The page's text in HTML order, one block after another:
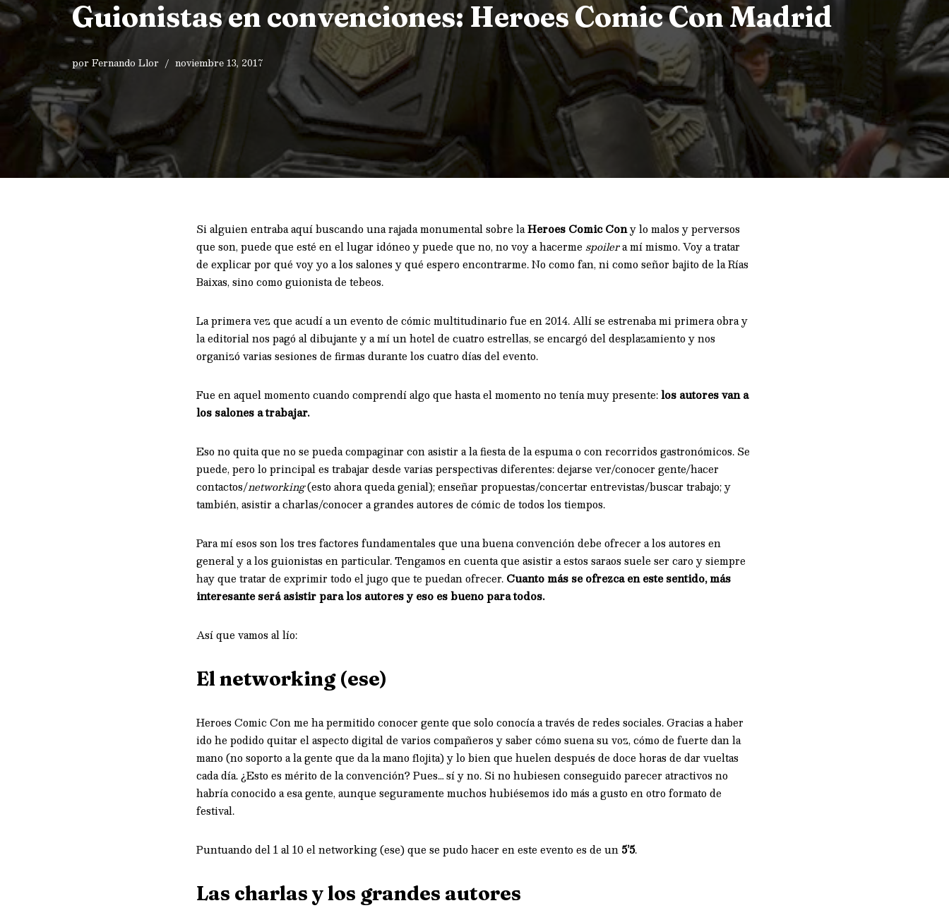
Guionistas en convenciones: Heroes Comic Con Madrid
porFernando Llor noviembre 13, 2017
Si alguien entraba aquí buscando una rajada monumental sobre laHeroes Comic Cony lo malos y perversos
que son, puede que esté en el lugar idóneo y puede que no, no voy a hacerme spoilera mí mismo. Voy a tratar
de explicar por qué voy yo a los salones y qué espero encontrarme. No como fan, ni como señor bajito de la Rías
Baixas, sino como guionista de tebeos.
La primera vez que acudí a un evento de cómic multitudinario fue en 2014. Allí se estrenaba mi primera obra y
la editorial nos pagó al dibujante y a mí un hotel de cuatro estrellas, se encargó del desplazamiento y nos
organizó varias sesiones de firmas durante los cuatro días del evento.
Fue en aquel momento cuando comprendí algo que hasta el momento no tenía muy presente:los autores van a
los salones a trabajar.
Eso no quita que no se pueda compaginar con asistir a la fiesta de la espuma o con recorridos gastronómicos. Se
puede, pero lo principal es trabajar desde varias perspectivas diferentes: dejarse ver/conocer gente/hacer
contactos/networking(esto ahora queda genial); enseñar propuestas/concertar entrevistas/buscar trabajo; y
también, asistir a charlas/conocer a grandes autores de cómic de todos los tiempos.
Para mí esos son los tres factores fundamentales que una buena convención debe ofrecer a los autores en
general y a los guionistas en particular. Tengamos en cuenta que asistir a estos saraos suele ser caro y siempre
hay que tratar de exprimir todo el jugo que te puedan ofrecer. Cuanto más se ofrezca en este sentido, más
interesante será asistir para los autores y eso es bueno para todos.
Así que vamos al lío:
El networking (ese)
Heroes Comic Con me ha permitido conocer gente que solo conocía a través de redes sociales. Gracias a haber
ido he podido quitar el aspecto digital de varios compañeros y saber cómo suena su voz, cómo de fuerte dan la
mano (no soporto a la gente que da la mano flojita) y lo bien que huelen después de doce horas de dar vueltas
cada día. ¿Esto es mérito de la convención? Pues… sí y no. Si no hubiesen conseguido parecer atractivos no
habría conocido a esa gente, aunque seguramente muchos hubiésemos ido más a gusto en otro formato de
festival.
Puntuando del 1 al 10 el networking (ese) que se pudo hacer en este evento es de un 5’5.
Las charlas y los grandes autores